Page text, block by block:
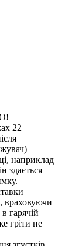
22
наприклад
здається
враховуючи
гарячій
гріти не